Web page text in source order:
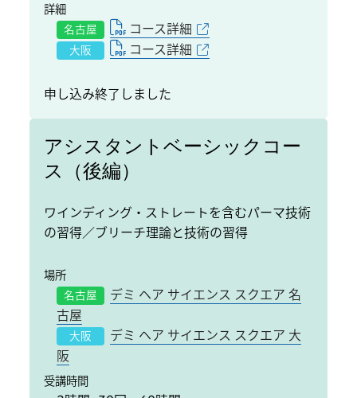
詳細
名古屋 コース詳細
大阪 コース詳細
申し込み終了しました
アシスタントベーシックコー
ス（後編）
ワインディング・ストレートを含むパーマ技術
の習得／ブリーチ理論と技術の習得
場所
名古屋
デミ ヘア サイエンス スクエア 名
古屋
大阪
デミ ヘア サイエンス スクエア 大
阪
受講時間